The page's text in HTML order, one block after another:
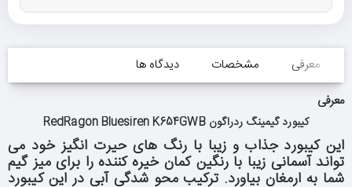
معرفی مشخصات
دیدگاه ها
معرفی
کیبورد گیمینگ ردراگون RedRagon Bluesiren K654GWB
این کیبورد جذاب و زیبا با رنگ های حیرت انگیز خود می
تواند آسمانی زیبا با رنگین کمان خیره کننده را برای میز گیم
شما به ارمغان بیاورد. ترکیب محو شدگی آبی در این کیبورد